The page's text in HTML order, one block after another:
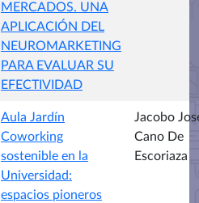
MERCADOS. UNA
APLICACIÓN DEL
NEUROMARKETING
PARA EVALUAR SU
EFECTIVIDAD
Aula Jardín
Coworking
sostenible en la
Universidad:
espacios pioneros
Jacobo
Cano De
Escoriaza